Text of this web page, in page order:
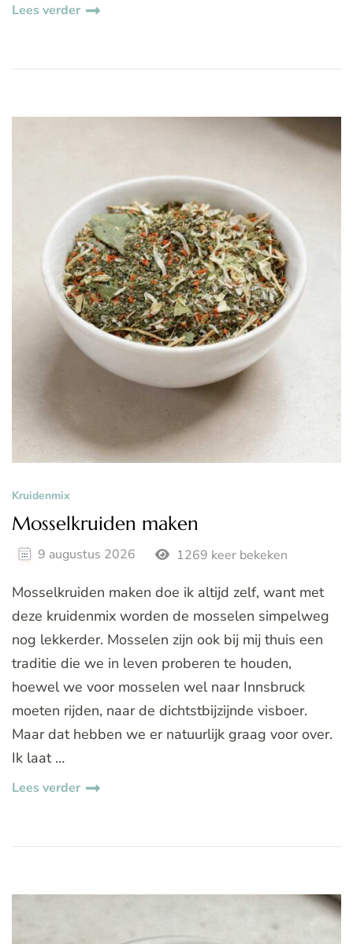
Lees verder
Kruidenmix
Mosselkruiden maken
9 augustus 2026 1269 keer bekeken
Mosselkruiden maken doe ik altijd zelf, want met
deze kruidenmix worden de mosselen simpelweg
nog lekkerder. Mosselen zijn ook bij mij thuis een
traditie die we in leven proberen te houden,
hoewel we voor mosselen wel naar Innsbruck
moeten rijden, naar de dichtstbijzijnde visboer.
Maar dat hebben we er natuurlijk graag voor over.
Ik laat …
Lees verder